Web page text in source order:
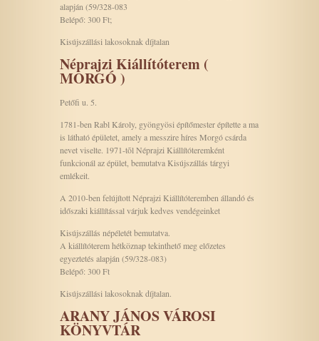
alapján (59/328-083
Belépő: 300 Ft;
Kisújszállási lakosoknak díjtalan
Néprajzi Kiállítóterem (
MORGÓ )
Petőfi u. 5.
1781-ben Rabl Károly, gyöngyösi építőmester építette a ma
is látható épületet, amely a messzire híres Morgó csárda
nevet viselte. 1971-tõl Néprajzi Kiállítóteremként
funkcionál az épület, bemutatva Kisújszállás tárgyi
emlékeit.
A 2010-ben felújított Néprajzi Kiállítóteremben állandó és
időszaki kiállítással várjuk kedves vendégeinket
Kisújszállás népéletét bemutatva.
A kiállítóterem hétköznap tekinthető meg előzetes
egyeztetés alapján (59/328-083)
Belépő: 300 Ft
Kisújszállási lakosoknak díjtalan.
ARANY JÁNOS VÁROSI
KÖNYVTÁR